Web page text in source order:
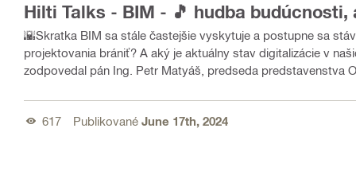
Hilti Talks - BIM - 🎵 hudba
🌇Skratka BIM sa stále častejšie vyskytuje a postupne sa stáva bežnou súčasťou
projektovania brániť? A aký je aktuálny stav digitalizácie v našich krajinách?
zodpovedal pán Ing. Petr Matyáš, predseda predstavenstva
617 Publikované June 17th, 2024